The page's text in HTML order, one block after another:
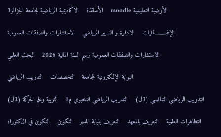
الأرضية التعليمية moodle
الأساتذة
الأكاديمية الرياضية لجامعة الجزائر3
الإتفــــــاقيات
الادارة و التسيير الرياضي
الاستشارات والصفقات العمومية
الاستشارات والصفقات العمومية برسم السنة المالية 2026
البحث العلمي
البوابة الإلكترونية للجامعة
التخصصات
التدريب الرياضي
التدريب الرياضي التنافسي (3ل)
التدريب الرياضي النخبوي م1
التربية وعلم الحركة (3ل)
التظاهرات العلمية
التعريف بالمعهد التعريف بنيابة المدير التكوين
التكوين في الدكتوراه